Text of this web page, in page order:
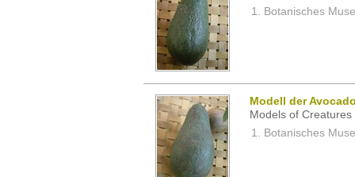
Botanisches
Modell der
Models of
Botanisches